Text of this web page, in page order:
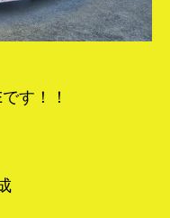
す！！